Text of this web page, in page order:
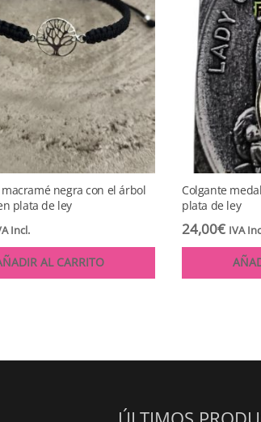
negra con el árbol
plata de ley
Incl.
AL CARRITO
Colgante
plata de ley
24,00€ IVA